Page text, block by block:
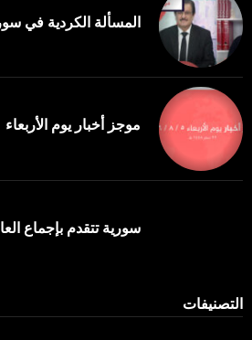
المسألة الكردية في
موجز أخبار يوم الأربعاء
سورية تتقدم بإجماع
التصنيفات